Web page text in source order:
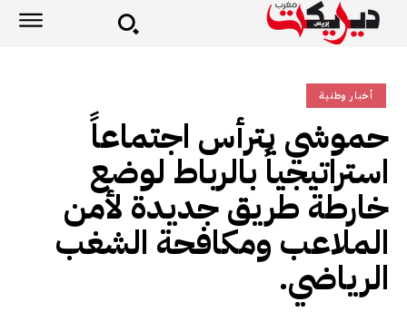
أخبار وطنية
حموشي يترأس اجتماعاً
استراتيجياً بالرباط لوضع
خارطة طريق جديدة لأمن
الملاعب ومكافحة الشغب
الرياضي.